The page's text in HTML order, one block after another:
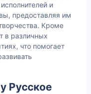
и
предоставляя им
Кроме
в различных
что помогает
Русское